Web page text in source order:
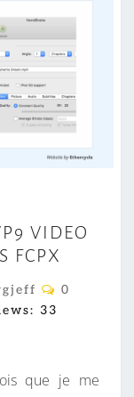
VIDEO
FCPX
C
T
A
0
33
que je me